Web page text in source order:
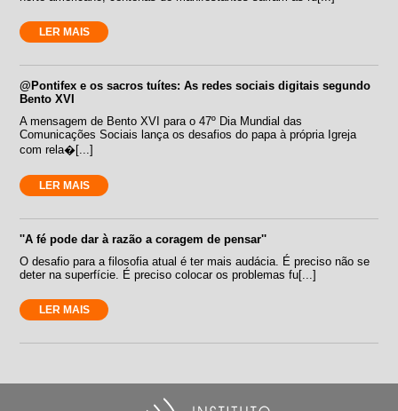
LER MAIS
@Pontifex e os sacros tuítes: As redes sociais digitais segundo
Bento XVI
A mensagem de Bento XVI para o 47º Dia Mundial das
Comunicações Sociais lança os desafios do papa à própria Igreja
com rela�[...]
LER MAIS
''A fé pode dar à razão a coragem de pensar''
O desafio para a filosofia atual é ter mais audácia. É preciso não se
deter na superfície. É preciso colocar os problemas fu[...]
LER MAIS